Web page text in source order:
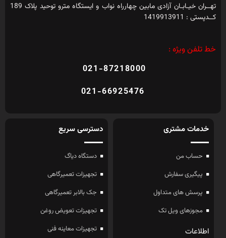
تهــران خیـابـان آزادی مابین چهارراه نواب و ایستگاه مترو توحید پلاک 189
کــدپستی : 1419913911
خط تلفن ویژه :
021-87218000
021-66925476
خدمات مشتری
حساب من
پیگیری سفارش
پرسش های متداول
مجوزهای ویل تک
اطلاعات
دسترسی سریع
دستگاه دیاگ
تجهیزات تعمیرگاهی
جک بالابر تعمیرگاهی
تجهیزات تعویض روغن
تجهیزات معاینه فنی